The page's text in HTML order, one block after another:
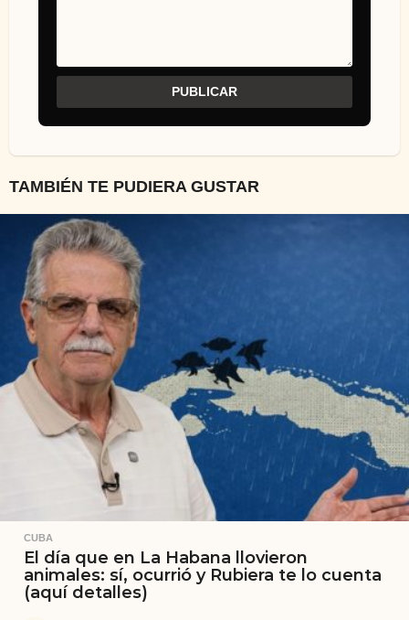
TAMBIÉN TE PUDIERA GUSTAR
CUBA
El día que en La Habana llovieron
animales: sí, ocurrió y Rubiera te lo cuenta
(aquí detalles)